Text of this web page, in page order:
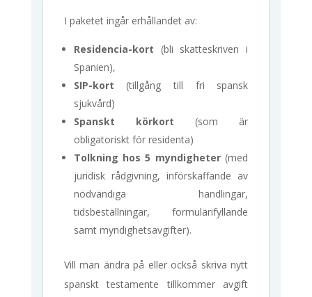
I paketet ingår erhållandet av:
Residencia-kort (bli skatteskriven i
Spanien),
SIP-kort (tillgång till fri spansk
sjukvård)
Spanskt körkort (som är
obligatoriskt för residenta)
Tolkning hos 5 myndigheter(med
juridisk rådgivning, införskaffande av
nödvändiga handlingar,
tidsbeställningar, formulärifyllande
samt myndighetsavgifter).
Vill man ändra på eller också skriva nytt
spanskt testamente tillkommer avgift